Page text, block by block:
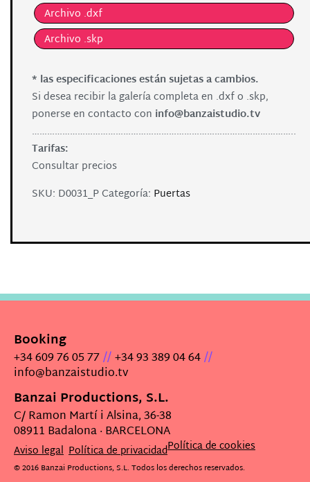
Archivo .dxf
Archivo .skp
* las especificaciones están sujetas a cambios.
Si desea recibir la galería completa en .dxf o .skp,
ponerse en contacto con info@banzaistudio.tv
…………………………………………………………………………………………..
Tarifas:
Consultar precios
SKU: D0031_PCategoría: Puertas
Booking
+34 609 76 05 77//+34 93 389 04 64//
info@banzaistudio.tv
Banzai Productions, S.L.
C/ Ramon Martí i Alsina, 36-38
08911 Badalona · BARCELONA
Aviso legal Política de privacidadPolítica de cookies
© 2016 Banzai Productions, S.L. Todos los derechos reservados.